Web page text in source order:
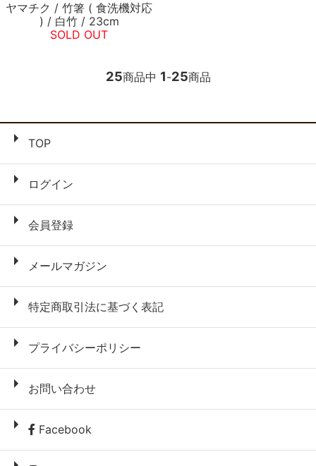
ヤマチク / 竹箸 ( 食洗機対応
) / 白竹 / 23cm
SOLD OUT
25商品中 1-25商品
TOP
ログイン
会員登録
メールマガジン
特定商取引法に基づく表記
プライバシーポリシー
お問い合わせ
Facebook